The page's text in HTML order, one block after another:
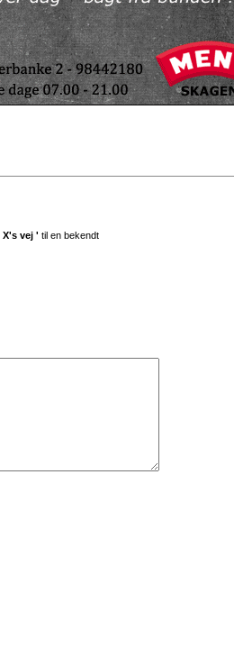
vej ' til en bekendt